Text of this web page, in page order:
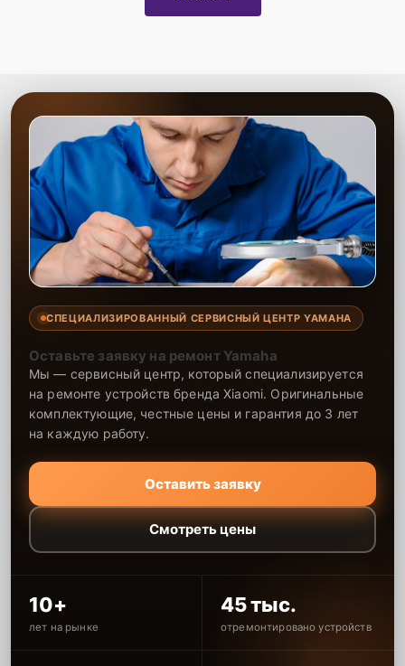
СПЕЦИАЛИЗИРОВАННЫЙ СЕРВИСНЫЙ ЦЕНТР YAMAHA
Оставьте заявку на ремонт Yamaha
Мы — сервисный центр, который специализируется
на ремонте устройств бренда Xiaomi. Оригинальные
комплектующие, честные цены и гарантия до 3 лет
на каждую работу.
Оставить заявку
Смотреть цены
10+
лет на рынке
45 тыс.
отремонтировано устройств